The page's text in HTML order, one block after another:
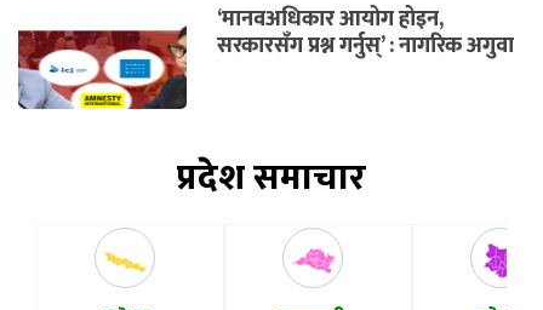
‘मानवअधिकार आयोग होइन,
सरकारसँग प्रश्न गर्नुस्’ : नागरिक अगुवा
प्रदेश समाचार